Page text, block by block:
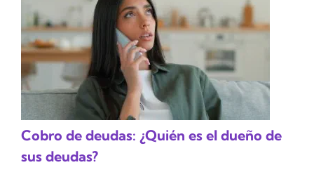
Cobro de deudas: ¿Quién es el dueño de
sus deudas?